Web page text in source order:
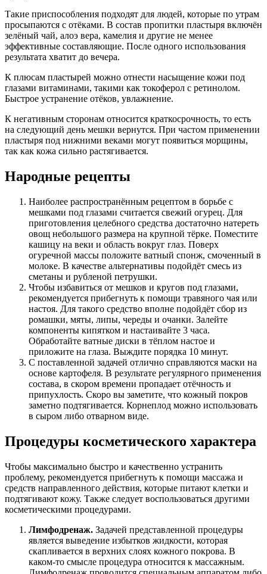
Такие приспособления подходят для людей, которые по утрам
просыпаются с отёками. В состав пропитки пластыря включён
зелёный чай, алоэ вера, камелия и другие не менее
эффективные составляющие. После одного использования
результата хватит до вечера.
К плюсам пластырей можно отнести насыщение кожи под
глазами витаминами, такими как токоферол с ретинолом.
Быстрое устранение отёков, увлажнение.
К негативным сторонам относится краткосрочность, то есть
на следующий день мешки вернутся. При частом применении
пластыря под нижними веками могут появиться морщины,
так как кожа сильно растягивается.
Народные рецепты
Наиболее распространённым рецептом в борьбе с
мешками под глазами считается свежий огурец. Для
приготовления целебного средства достаточно натереть
овощ небольшого размера на крупной тёрке. Поместите
кашицу на веки и область вокруг глаз. Поверх
огуречной массы положите ватный спонж, смоченный в
молоке. В качестве альтернативы подойдёт смесь из
сметаны и рубленой петрушки.
Чтобы избавиться от мешков и кругов под глазами,
рекомендуется прибегнуть к помощи травяного чая или
настоя. Для такого средство вполне подойдёт сбор из
ромашки, мяты, липы, череды и очанки. Залейте
компоненты кипятком и настаивайте 3 часа.
Обработайте ватные диски в тёплом настое и
приложите на глаза. Выждите порядка 10 минут.
С поставленной задачей отлично справляются маски на
основе картофеля. В результате регулярного применения
состава, в скором времени пропадает отёчность и
припухлость. Скоро вы заметите, что кожный покров
заметно подтягивается. Корнеплод можно использовать
в сыром либо отварном виде.
Процедуры косметического характера
Чтобы максимально быстро и качественно устранить
проблему, рекомендуется прибегнуть к помощи массажа и
средств направленного действия, которые питают клетки и
подтягивают кожу. Также следует воспользоваться другими
косметическими процедурами.
Лимфодренаж. Задачей представленной процедуры
является выведение избытков жидкости, которая
скапливается в верхних слоях кожного покрова. В
каком-то смысле процедура относится к массажным.